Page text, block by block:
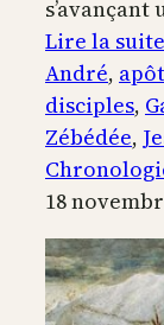
Lire la suite
André,
disciples,
Zébédée,
18